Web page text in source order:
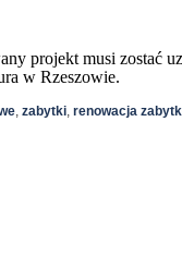
projekt musi zostać
w Rzeszowie.
, zabytki, renowacja